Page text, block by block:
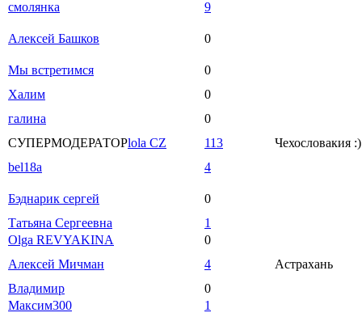
смолянка
9
Алексей Башков 0
Мы встретимся
0
Халим
0
галина
0
СУПЕРМОДЕРАТОРlola CZ 113
Чехословакия :)
bel18a
4
Бэднарик сергей
0
Татьяна Сергеевна
1
Olga REVYAKINA
0
Алексей Мичман
4
Астрахань
Владимир
0
Максим300
1